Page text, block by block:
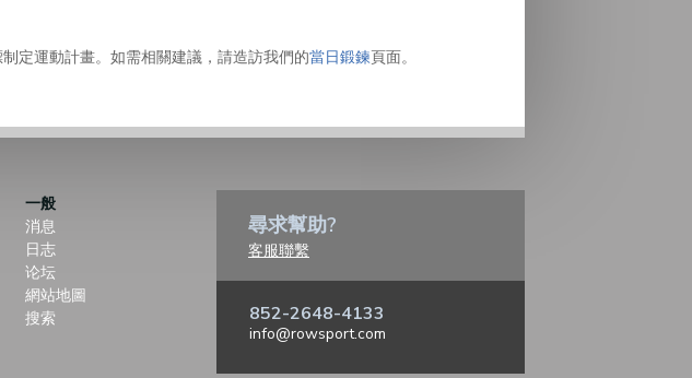
定運動計畫。如需相關建議，請造訪我們的當日鍛鍊頁面。
一般
消息
日志
论坛
網站地圖
搜索
尋求幫助?
客服聯繫
852-2648-4133
info@rowsport.com